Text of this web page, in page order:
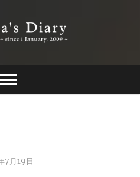
Diary
7月19日